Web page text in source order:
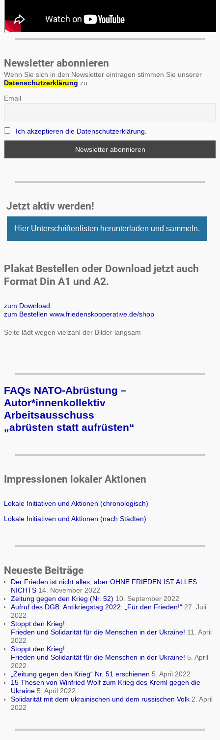
Newsletter abonnieren
Wenn Sie sich in den Newsletter eintragen stimmen Sie unserer
Datenschutzerklärung zu.
Email
Ich akzeptieren die Datenschutzerklärung.
Jetzt aktiv werden!
Hier Unterschriftenlisten herunterladen und sammeln.
Plakat Bestellen oder Download jetzt auch
Format Din A1 und A2.
zum Download
zum Bestellen www.friedenskooperative.de/shop
Seite lädt wegen vielzahl der Bilder langsam
FAQs NATO-Abrüstung –
Autor*innenkollektiv
Arbeits­aus­schuss
„ab­rüs­ten statt auf­rüs­ten“
Impressionen lokaler Aktionen
Lokale Initiativen und Aktionen (chronologisch)
Lokale Initiativen und Aktionen (nach Städten)
Neueste Beiträge
Der Frieden ist nicht alles, aber OHNE FRIEDEN IST ALLES
NICHTS 14. November 2022
Zeitung gegen den Krieg (Nr. 52) 10. September 2022
Aufruf des DGB: Antikriegstag 2022: „Für den Frieden!“ 27. Juli
2022
Stoppt den Krieg!
Frieden und Solidarität für die Menschen in der Ukraine! 11. April
2022
Stoppt den Krieg!
Frieden und Solidarität für die Menschen in der Ukraine! 5. April
2022
„Zeitung gegen den Krieg“ Nr. 51 erschienen 5. April 2022
15 Thesen von Winfried Wolf zum Krieg des Kreml gegen die
Ukraine 5. April 2022
Solidarität mit dem ukrainischen und dem russischen Volk 2. April
2022